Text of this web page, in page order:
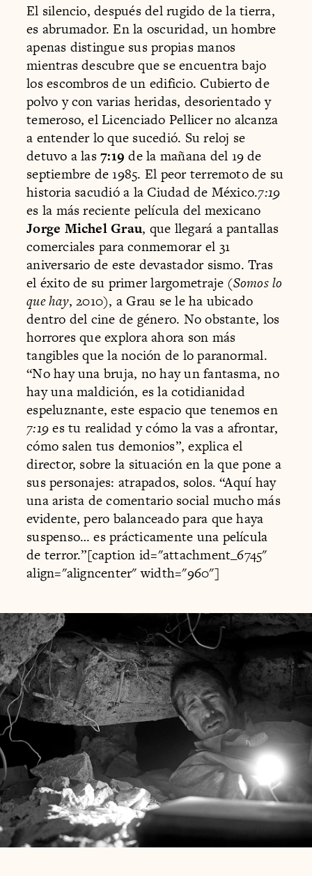
El silencio, después del rugido de la tierra,
es abrumador. En la oscuridad, un hombre
apenas distingue sus propias manos
mientras descubre que se encuentra bajo
los escombros de un edificio. Cubierto de
polvo y con varias heridas, desorientado y
temeroso, el Licenciado Pellicer no alcanza
a entender lo que sucedió. Su reloj se
detuvo a las7:19 de la mañana del 19 de
septiembre de 1985. El peor terremoto de su
historia sacudió a la Ciudad de México.7:19
es la más reciente película del mexicano
Jorge Michel Grau, que llegará a pantallas
comerciales para conmemorar el 31
aniversario de este devastador sismo. Tras
el éxito de su primer largometraje (Somos lo
que hay, 2010), a Grau se le ha ubicado
dentro del cine de género. No obstante, los
horrores que explora ahora son más
tangibles que la noción de lo paranormal.
“No hay una bruja, no hay un fantasma, no
hay una maldición, es la cotidianidad
espeluznante, este espacio que tenemos en
7:19es tu realidad y cómo la vas a afrontar,
cómo salen tus demonios”, explica el
director, sobre la situación en la que pone a
sus personajes: atrapados, solos. “Aquí hay
una arista de comentario social mucho más
evidente, pero balanceado para que haya
suspenso… es prácticamente una película
de terror.”[caption id="attachment_6745"
align="aligncenter" width="960"]